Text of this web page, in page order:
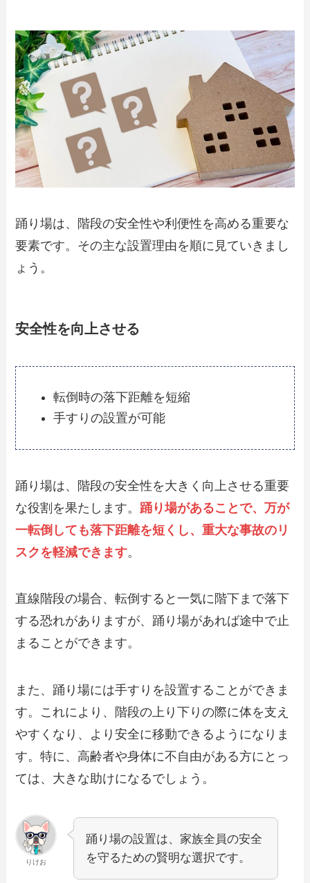
踊り場は、階段の安全性や利便性を高める重要な
要素です。その主な設置理由を順に見ていきまし
ょう。
安全性を向上させる
転倒時の落下距離を短縮
手すりの設置が可能
踊り場は、階段の安全性を大きく向上させる重要
な役割を果たします。 踊り場があることで、万が
一転倒しても落下距離を短くし、重大な事故のリ
スクを軽減できます。
直線階段の場合、転倒すると一気に階下まで落下
する恐れがありますが、踊り場があれば途中で止
まることができます。
また、踊り場には手すりを設置することができま
す。これにより、階段の上り下りの際に体を支え
やすくなり、より安全に移動できるようになりま
す。特に、高齢者や身体に不自由がある方にとっ
ては、大きな助けになるでしょう。
りけお
踊り場の設置は、家族全員の安全
を守るための賢明な選択です。